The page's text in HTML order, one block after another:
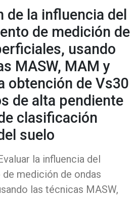
de la influencia del
de medición de
usando
MASW, MAM y
obtención de Vs30
de alta pendiente
clasificación
suelo
la influencia del
medición de ondas
las técnicas MASW,